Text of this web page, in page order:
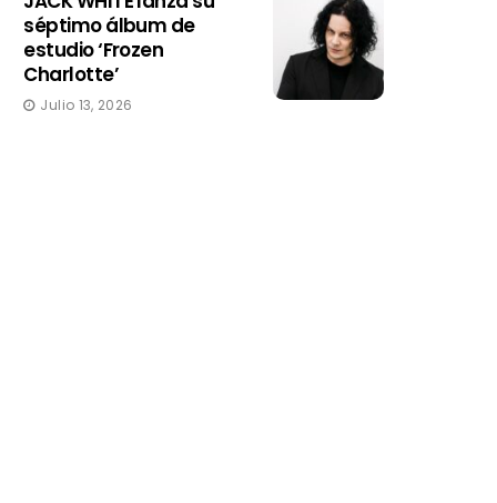
séptimo álbum de
estudio ‘Frozen
Charlotte’
Julio 13, 2026